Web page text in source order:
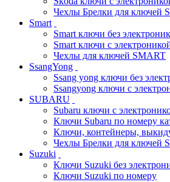
Чехлы Брелки для ключей
Smart
Smart ключи без
Smart ключи с
Чехлы для ключей SMART
SsangYong
Ssang yong ключи без
Ssangyong ключи с
SUBARU
Subaru ключи с
Ключи Subaru по номеру
Ключи, контейнеры,
Чехлы Брелки для ключей
Suzuki
Ключи Suzuki без
Ключи Suzuki по номеру